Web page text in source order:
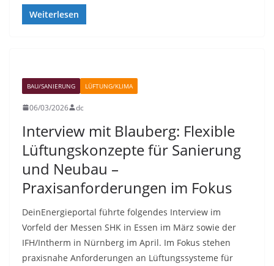
Weiterlesen
BAU/SANIERUNG LÜFTUNG/KLIMA
06/03/2026 dc
Interview mit Blauberg: Flexible
Lüftungskonzepte für Sanierung
und Neubau –
Praxisanforderungen im Fokus
DeinEnergieportal führte folgendes Interview im
Vorfeld der Messen SHK in Essen im März sowie der
IFH/Intherm in Nürnberg im April. Im Fokus stehen
praxisnahe Anforderungen an Lüftungssysteme für